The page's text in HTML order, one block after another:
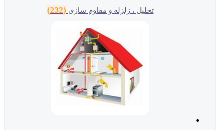
تحلیل ، زلزله و مقاوم سازی(232)